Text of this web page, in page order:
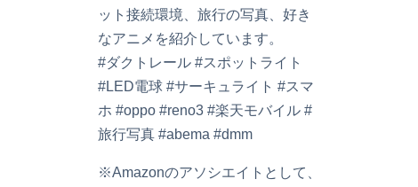
ット接続環境、旅行の写真、好き
なアニメを紹介しています。
#ダクトレール #スポットライト
#LED電球 #サーキュライト #スマ
ホ #oppo #reno3 #楽天モバイル #
旅行写真 #abema #dmm
※Amazonのアソシエイトとして、